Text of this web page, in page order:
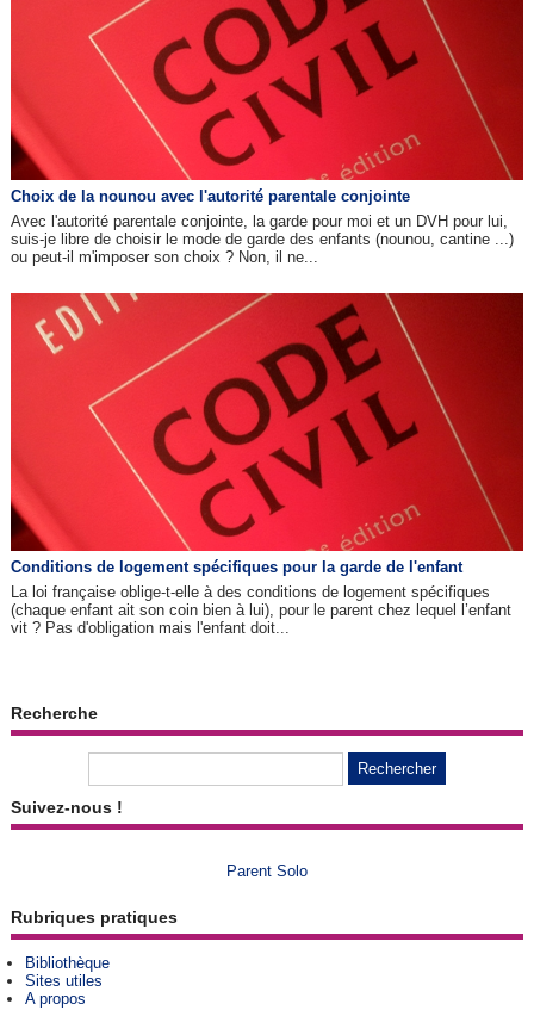
Choix de la nounou avec l'autorité parentale conjointe
Avec l'autorité parentale conjointe, la garde pour moi et un DVH pour lui,
suis-je libre de choisir le mode de garde des enfants (nounou, cantine ...)
ou peut-il m'imposer son choix ? Non, il ne...
Conditions de logement spécifiques pour la garde de l'enfant
La loi française oblige-t-elle à des conditions de logement spécifiques
(chaque enfant ait son coin bien à lui), pour le parent chez lequel l’enfant
vit ? Pas d'obligation mais l'enfant doit...
Recherche
Suivez-nous !
Parent Solo
Rubriques pratiques
Bibliothèque
Sites utiles
A propos